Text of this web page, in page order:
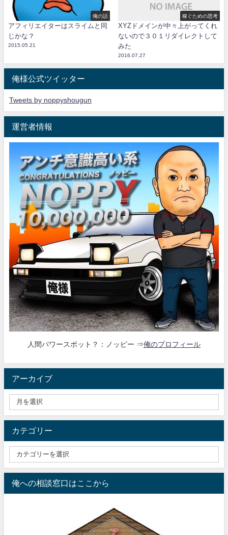
俺の話
アフィリエイターはスライムと同
じかな？
2015.05.21
稼ぐための思考
XYZドメインが中々上がってくれ
ないので３０１リダイレクトして
みた
2016.07.27
俺様公式ツイッター
Tweets by noppyshougun
運営者情報
人間パワースポット？：ノッピー ⇒俺のプロフィール
アーカイブ
カテゴリー
俺への相談窓口はここから